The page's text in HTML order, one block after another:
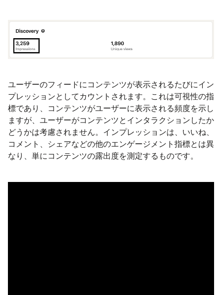
ユーザーのフィードにコンテンツが表示されるたびにイン
プレッションとしてカウントされます。これは可視性の指
標であり、コンテンツがユーザーに表示される頻度を示し
ますが、ユーザーがコンテンツとインタラクションしたか
どうかは考慮されません。インプレッションは、いいね、
コメント、シェアなどの他のエンゲージメント指標とは異
なり、単にコンテンツの露出度を測定するものです。